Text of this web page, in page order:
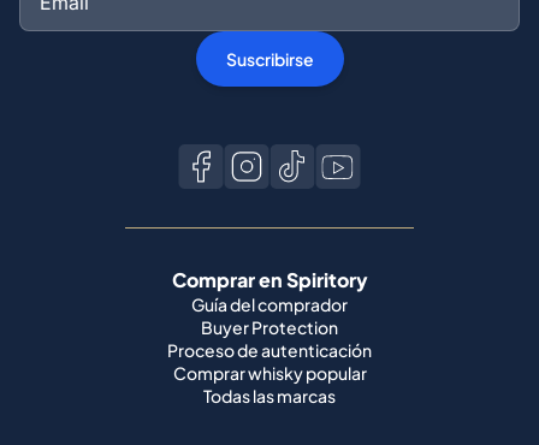
Suscribirse
Comprar en Spiritory
Guía del comprador
Buyer Protection
Proceso de autenticación
Comprar whisky popular
Todas las marcas